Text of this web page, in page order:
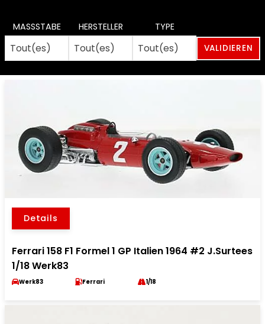
MASSSTABE HERSTELLER TYPE
Details
Ferrari 158 F1 Formel 1 GP Italien 1964 #2 J.Surtees
1/18 Werk83
Werk83 Ferrari 1/18